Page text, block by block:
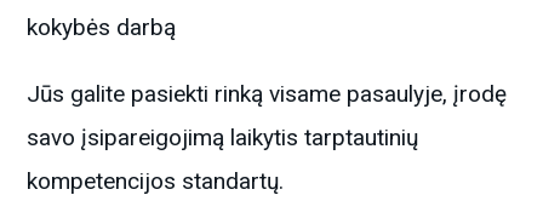
kokybės darbą
Jūs galite pasiekti rinką visame pasaulyje, įrodę
savo įsipareigojimą laikytis tarptautinių
kompetencijos standartų.